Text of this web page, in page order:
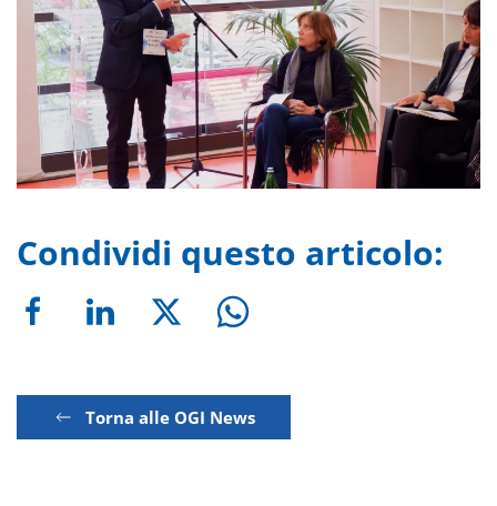
Ingrandisci
Condividi questo articolo:
Torna alle OGI News